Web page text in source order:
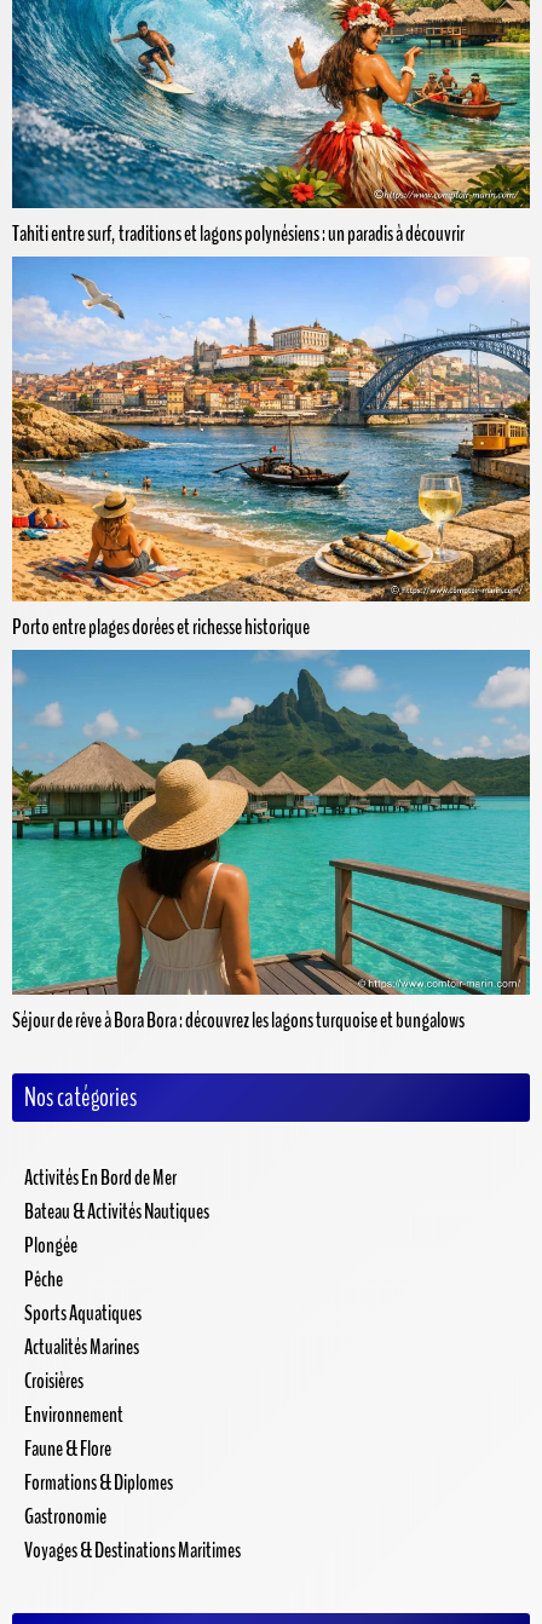
Tahiti entre surf, traditions et lagons polynésiens : un paradis à découvrir
Porto entre plages dorées et richesse historique
Séjour de rêve à Bora Bora : découvrez les lagons turquoise et bungalows
Nos catégories
Activités En Bord de Mer
Bateau & Activités Nautiques
Plongée
Pêche
Sports Aquatiques
Actualités Marines
Croisières
Environnement
Faune & Flore
Formations & Diplomes
Gastronomie
Voyages & Destinations Maritimes